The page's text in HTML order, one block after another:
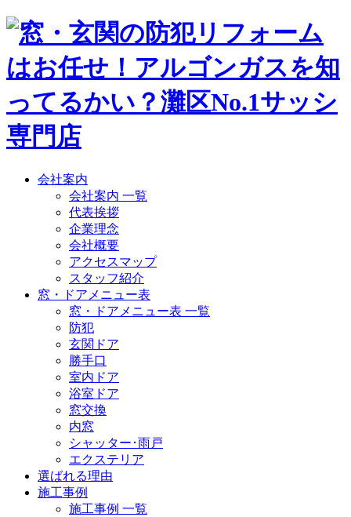
会社案内
会社案内 一覧
代表挨拶
企業理念
会社概要
アクセスマップ
スタッフ紹介
窓・ドアメニュー表
窓・ドアメニュー表 一覧
防犯
玄関ドア
勝手口
室内ドア
浴室ドア
窓交換
内窓
シャッター･雨戸
エクステリア
選ばれる理由
施工事例
施工事例 一覧